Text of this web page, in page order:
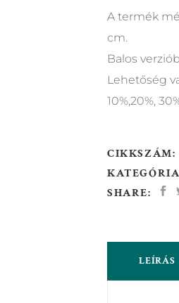
A termék
cm.
Balos
Lehetőség
10%,20%,
CIKKSZÁM:
SHARE:
LEÍRÁS